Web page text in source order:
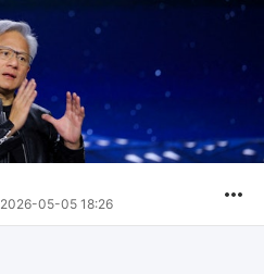
2026-05-05 18:26